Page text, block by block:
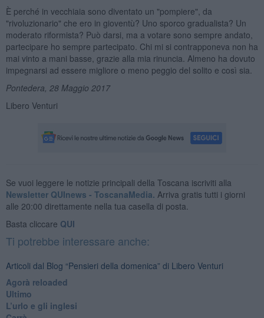
È perché in vecchiaia sono diventato un "pompiere", da
"rivoluzionario" che ero in gioventù? Uno sporco gradualista? Un
moderato riformista? Può darsi, ma a votare sono sempre andato,
partecipare ho sempre partecipato. Chi mi si contrapponeva non ha
mai vinto a mani basse, grazie alla mia rinuncia. Almeno ha dovuto
impegnarsi ad essere migliore o meno peggio del solito e così sia.
Pontedera, 28 Maggio 2017
Libero Venturi
Se vuoi leggere le notizie principali della Toscana iscriviti alla
Newsletter QUInews - ToscanaMedia. Arriva gratis tutti i giorni
alle 20:00 direttamente nella tua casella di posta.
Basta cliccare QUI
Ti potrebbe interessare anche:
Articoli dal Blog “Pensieri della domenica” di Libero Venturi
​Agorà reloaded
Ultimo
​L’urlo e gli inglesi